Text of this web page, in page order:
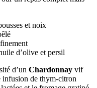
et noix
d’olive et persil
d’un Chardonnay vif
infusion de thym-citron